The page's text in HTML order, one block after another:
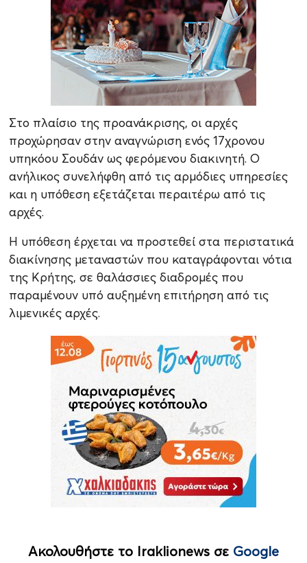
Στο πλαίσιο της προανάκρισης, οι αρχές
προχώρησαν στην αναγνώριση ενός 17χρονου
υπηκόου Σουδάν ως φερόμενου διακινητή. Ο
ανήλικος συνελήφθη από τις αρμόδιες υπηρεσίες
και η υπόθεση εξετάζεται περαιτέρω από τις
αρχές.
Η υπόθεση έρχεται να προστεθεί στα περιστατικά
διακίνησης μεταναστών που καταγράφονται νότια
της Κρήτης, σε θαλάσσιες διαδρομές που
παραμένουν υπό αυξημένη επιτήρηση από τις
λιμενικές αρχές.
Ακολουθήστε το Iraklionews σε Google